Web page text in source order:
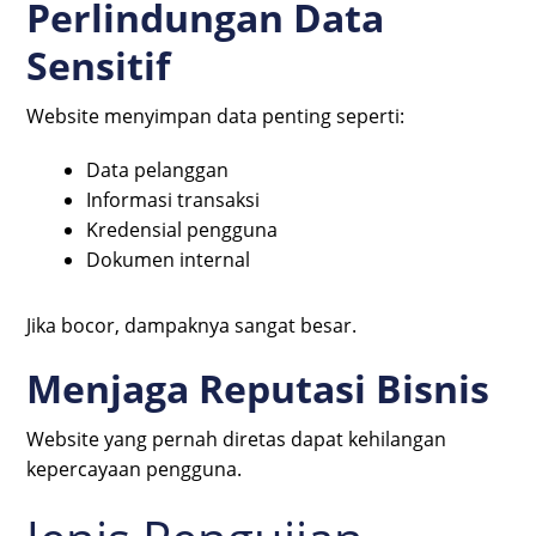
Perlindungan Data
Sensitif
Website menyimpan data penting seperti:
Data pelanggan
Informasi transaksi
Kredensial pengguna
Dokumen internal
Jika bocor, dampaknya sangat besar.
Menjaga Reputasi Bisnis
Website yang pernah diretas dapat kehilangan
kepercayaan pengguna.